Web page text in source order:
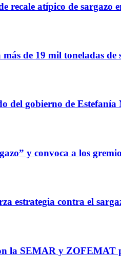
recale atípico de sargazo
de 19 mil toneladas
del gobierno de
y convoca a los
estrategia contra el
la SEMAR y ZOFEMAT